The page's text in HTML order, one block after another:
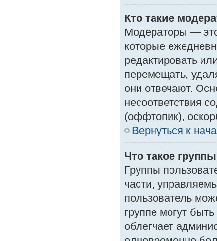
Кто такие
Модераторы —
которые
редактировать
перемещать,
они отвечают.
несоответствия
(оффтопик),
Вернуться к
Что такое
Группы
части,
пользователь
группе могут
облегчает